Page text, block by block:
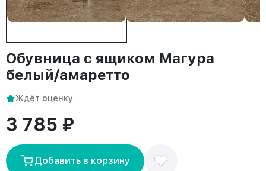
Обувница с ящиком Магура
белый/амаретто
Ждёт оценку
3 785 ₽
Добавить в корзину